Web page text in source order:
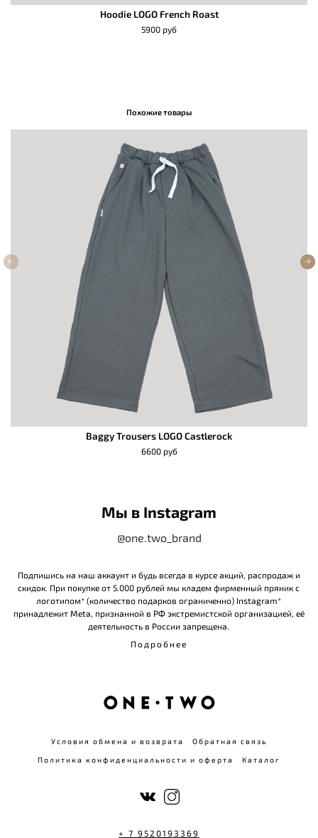
Hoodie LOGO French Roast
5900 руб
Похожие товары
Baggy Trousers LOGO Castlerock
6600 руб
Мы в Instagram
@one.two_brand
Подпишись на наш аккаунт и будь всегда в курсе акций, распродаж и
скидок. При покупке от 5.000 рублей мы кладем фирменный пряник с
логотипом* (количество подарков ограниченно) Instagram*
принадлежит Meta, признанной в РФ экстремистской организацией, её
деятельность в России запрещена.
Подробнее
Условия обмена и возврата Обратная связь
Политика конфиденциальности и оферта Каталог
+ 7 9520193369